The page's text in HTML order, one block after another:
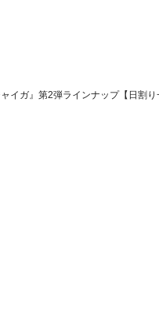
ガ』第2弾ラインナップ【日割り